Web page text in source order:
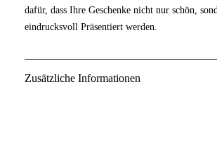
dafür, dass Ihre Geschenke nicht nur schön,
eindrucksvoll Präsentiert werden.
Zusätzliche Informationen